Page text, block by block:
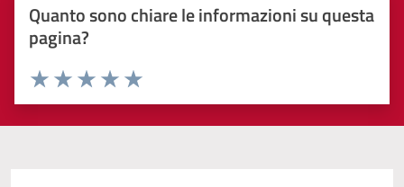
Quanto sono chiare le informazioni su questa
pagina?
Valuta 5 stelle su 5
Valuta 4 stelle su 5
Valuta 3 stelle su 5
Valuta 2 stelle su 5
Valuta 1 stelle su 5